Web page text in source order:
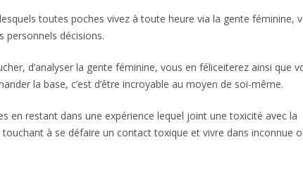
toutes poches vivez à toute heure via la gente féminine,
personnels décisions.
d’analyser la gente féminine, vous en féliceiterez ainsi que
la base, c’est d’être incroyable au moyen de soi-même.
en restant dans une expérience lequel joint une toxicité avec la
à se défaire un contact toxique et vivre dans inconnue